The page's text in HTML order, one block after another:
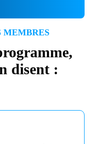
MEMBRES
disent :